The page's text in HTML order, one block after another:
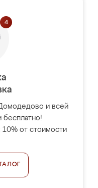
и всей
бесплатно!
от стоимости